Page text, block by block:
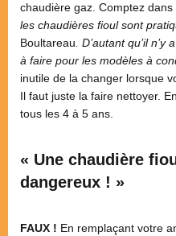
chaudière gaz. Comptez
les chaudières fioul sont
Boultareau. D’autant qu’il
à faire pour les modèles à
inutile de la changer lorsque
Il faut juste la faire nettoyer.
tous les 4 à 5 ans.
« Une chaudière
dangereux ! »
FAUX ! En remplaçant votre